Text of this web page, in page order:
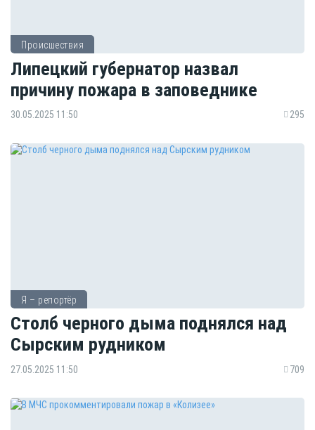
Происшествия
Липецкий губернатор назвал
причину пожара в заповеднике
30.05.2025 11:50 295
Я – репортёр
Столб черного дыма поднялся над
Сырским рудником
27.05.2025 11:50 709